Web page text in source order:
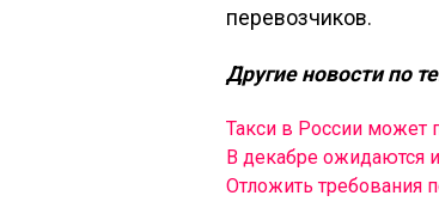
перевозчиков.
Другие новости по
Такси в России может
В декабре ожидаются
Отложить требования